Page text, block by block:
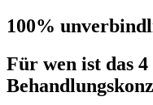
100%
Für wen ist das 4